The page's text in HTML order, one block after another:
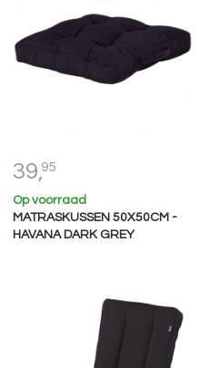
39,95
Op voorraad
MATRASKUSSEN 50X50CM -
HAVANA DARK GREY